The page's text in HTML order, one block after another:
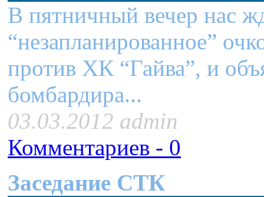
В пятничный вечер нас
“незапланированное”
против ХК “Гайва”, и
бомбардира...
03.03.2012 admin
Комментариев - 0
Заседание СТК